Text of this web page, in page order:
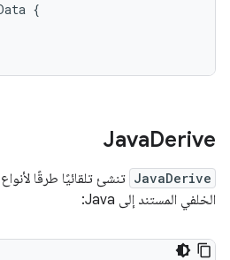
{
JavaDerive
JavaDerive تنشئ تلقائيًا طرقًا
الخلفي المستند إلى Java: